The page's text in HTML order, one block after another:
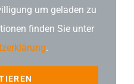
um geladen zu
finden Sie unter
.